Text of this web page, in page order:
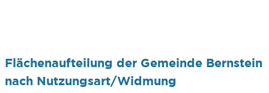
Flächenaufteilung der Gemeinde Bernstein
nach Nutzungsart/Widmung